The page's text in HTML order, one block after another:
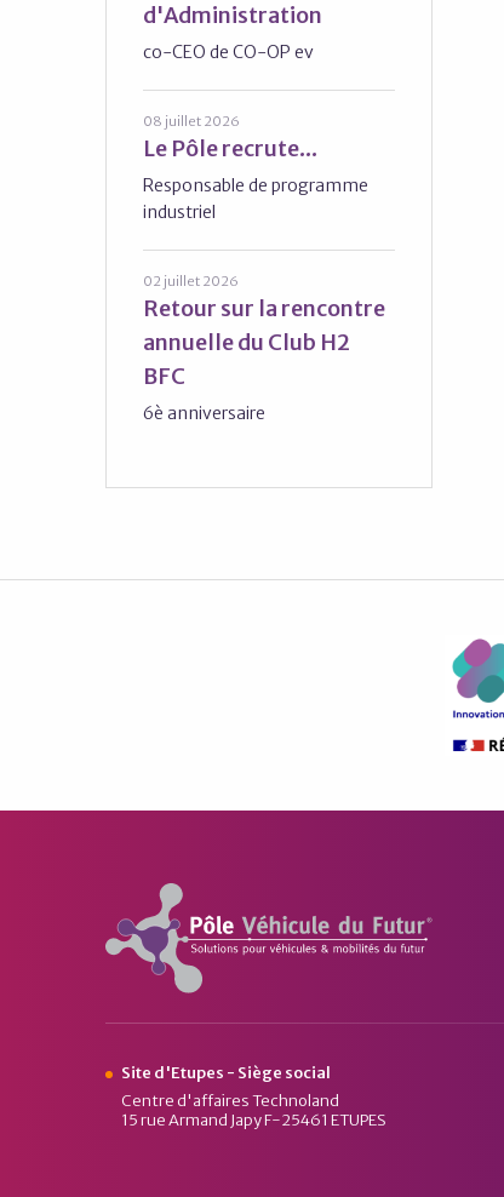
d'Administration
co-CEO de CO-OP ev
08 juillet 2026
Le Pôle recrute...
Responsable de programme
industriel
02 juillet 2026
Retour sur la rencontre
annuelle du Club H2
BFC
6è anniversaire
Pôle Véhicule du Futur
Site d'Etupes - Siège social
Centre d'affaires Technoland
15 rue Armand Japy F-25461 ETUPES